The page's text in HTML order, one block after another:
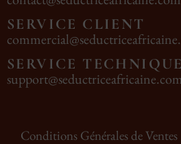
SERVICE CLIENT
SERVICE TECHNIQUE
Conditions Générales de Ventes